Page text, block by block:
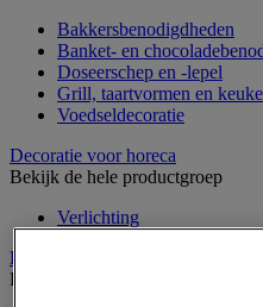
Bakkersbenodigdheden
Banket- en
Doseerschep en -lepel
Grill, taartvormen en
Voedseldecoratie
Decoratie voor horeca
Bekijk de hele productgroep
Verlichting
Eten en drinken
Bekijk de hele productgroep